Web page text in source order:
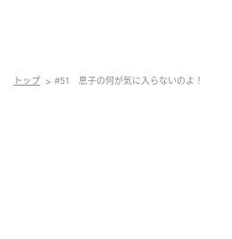
トップ #51 息子の何が気に入らないのよ！